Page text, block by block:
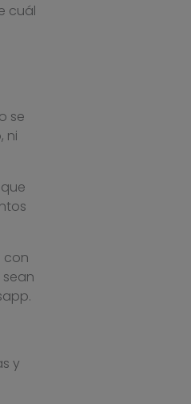
cuál
se
ni
con
y